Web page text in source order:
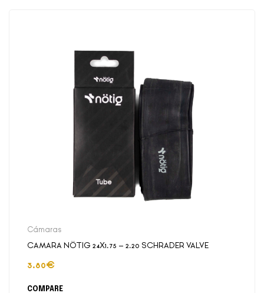
Cámaras
CAMARA NÖTIG 24X1.75 – 2.20 SCHRADER VALVE
3.80€
COMPARE